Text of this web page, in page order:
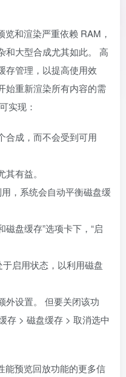
和渲染严重依赖 RAM，
和大型合成尤其如此。 高
存管理，以提高使用效
始重新渲染所有内容的需
实现：
合成，而不会受到可用
有益。
，系统会自动平衡磁盘缓
磁盘缓存”选项卡下，“启
启用状态，以利用磁盘
外设置。 但要关闭该功
存 > 磁盘缓存 > 取消选中
能预览回放功能的更多信